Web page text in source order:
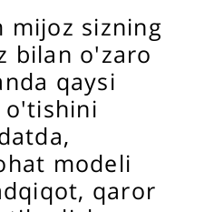
mijoz sizning
bilan o'zaro
qaysi
o'tishini
modeli
qaror